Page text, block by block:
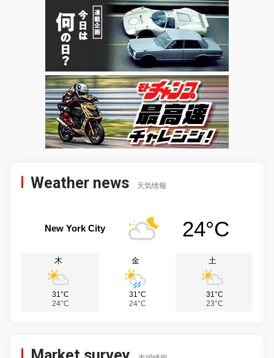
Weather news 天気情報
New York City 24°C
木
31°C
24°C
金
31°C
24°C
土
31°C
23°C